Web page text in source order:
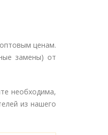
ценам.
замены) от
необходима,
из нашего